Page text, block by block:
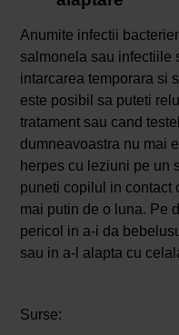
Anumite infectii
salmonela sau infectiile
intarcarea temporara si
este posibil sa puteti
tratament sau cand
dumneavoastra nu mai
herpes cu leziuni pe un
puneti copilul in contact
mai putin de o luna. Pe
pericol in a-i da
sau in a-l alapta cu
Surse: